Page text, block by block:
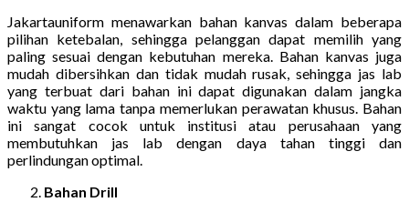
Jakartauniform menawarkan bahan kanvas dalam beberapa
pilihan ketebalan, sehingga pelanggan dapat memilih yang
paling sesuai dengan kebutuhan mereka. Bahan kanvas juga
mudah dibersihkan dan tidak mudah rusak, sehingga jas lab
yang terbuat dari bahan ini dapat digunakan dalam jangka
waktu yang lama tanpa memerlukan perawatan khusus. Bahan
ini sangat cocok untuk institusi atau perusahaan yang
membutuhkan jas lab dengan daya tahan tinggi dan
perlindungan optimal.
Bahan Drill